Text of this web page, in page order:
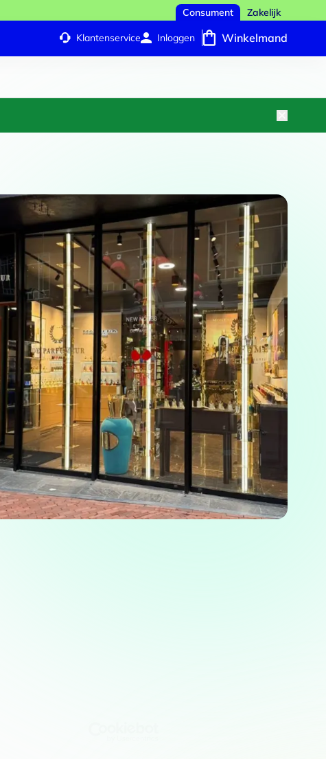
Consument Zakelijk
Klantenservice Inloggen Winkelmand